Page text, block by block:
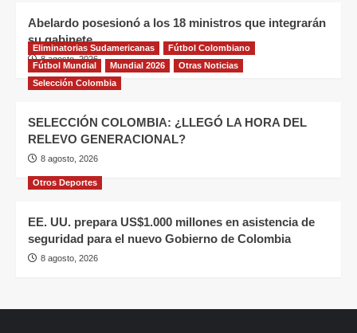
Abelardo posesionó a los 18 ministros que integrarán
su gabinete
8 agosto, 2026
Eliminatorias Sudamericanas
Fútbol Colombiano
Fútbol Mundial
Mundial 2026
Otras Noticias
Selección Colombia
SELECCIÓN COLOMBIA: ¿LLEGÓ LA HORA DEL
RELEVO GENERACIONAL?
8 agosto, 2026
Otros Deportes
EE. UU. prepara US$1.000 millones en asistencia de
seguridad para el nuevo Gobierno de Colombia
8 agosto, 2026